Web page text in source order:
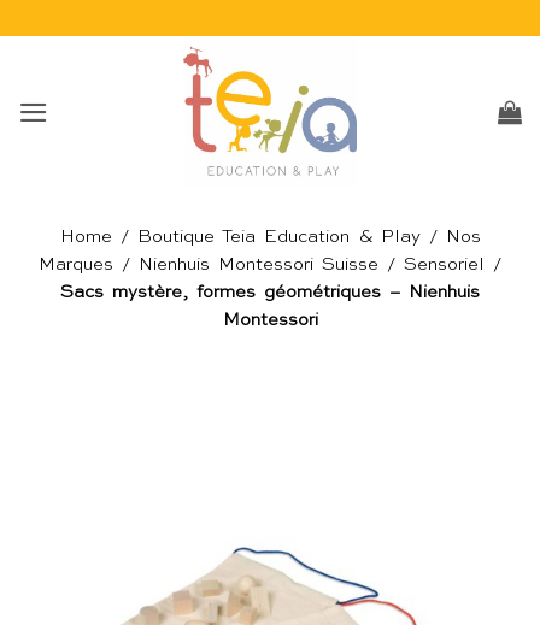
Home / Boutique Teia Education & Play/
Nos
Marques / Nienhuis Montessori Suisse / Sensoriel
/
Sacs mystère, formes géométriques – Nienhuis
Montessori